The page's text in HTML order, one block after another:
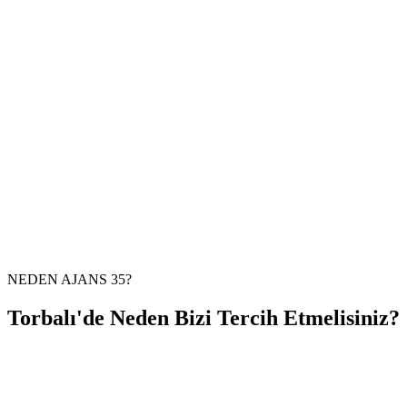
NEDEN AJANS 35?
Torbalı'de Neden Bizi Tercih Etmelisiniz?